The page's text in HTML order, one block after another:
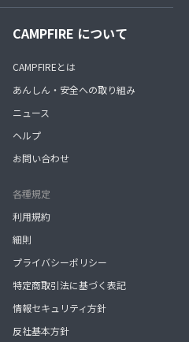
CAMPFIRE について
CAMPFIREとは
あんしん・安全への取り組み
ニュース
ヘルプ
お問い合わせ
各種規定
利用規約
細則
プライバシーポリシー
特定商取引法に基づく表記
情報セキュリティ方針
反社基本方針